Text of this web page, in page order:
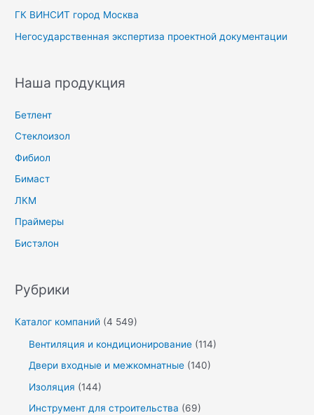
ГК ВИНСИТ город Москва
Негосударственная экспертиза проектной документации
Наша продукция
Бетлент
Стеклоизол
Фибиол
Бимаст
ЛКМ
Праймеры
Бистэлон
Рубрики
Каталог компаний (4 549)
Вентиляция и кондиционирование (114)
Двери входные и межкомнатные (140)
Изоляция (144)
Инструмент для строительства (69)